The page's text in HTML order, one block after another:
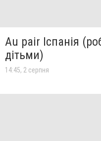
Au pair Іспанія
дітьми)
14:45, 2 серпня